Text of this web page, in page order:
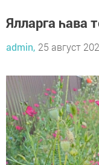
Ялларга
admin, 25 август